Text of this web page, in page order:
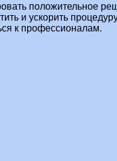
положительное
и ускорить
к профессионалам.